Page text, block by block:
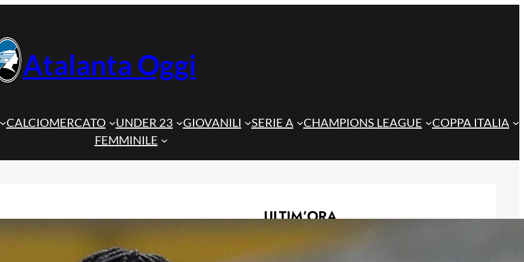
Atalanta Oggi
CALCIOMERCATO UNDER 23 GIOVANILI SERIE A CHAMPIONS LEAGUE
COPPA ITALIA
FEMMINILE
ULTIM’ORA